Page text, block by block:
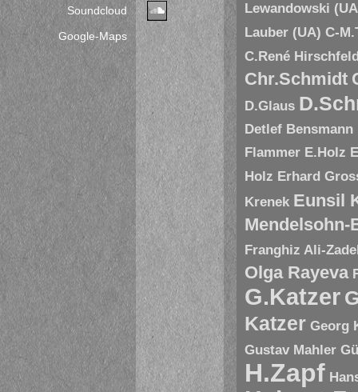
Soundcloud
Google-Maps
Lewandowski
Lauber (UA) C-
C.René
Chr.Schmidt
D.Glaus
Detlef Bensmann
Flammer E.Holz
Holz Erhard
Krenek Eunsil
Mendelsohn-
Franghiz Ali-
Olga Rayeva
G.Katzer
Katzer Georg
Gustav Mahler
H.Zapf